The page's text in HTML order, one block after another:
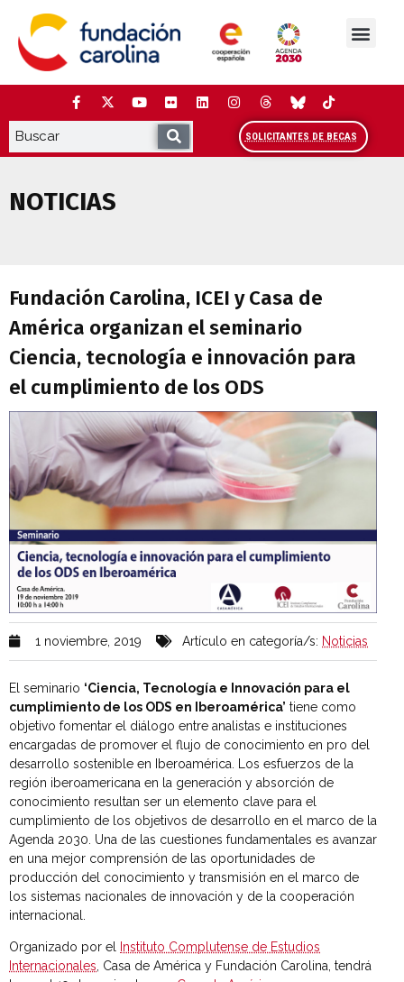
contenido
SOLICITANTES DE BECAS
NOTICIAS
Fundación Carolina, ICEI y Casa de
América organizan el seminario
Ciencia, tecnología e innovación para
el cumplimiento de los ODS
1 noviembre, 2019 Artículo en categoría/s: Noticias
El seminario ‘Ciencia, Tecnología e Innovación para el
cumplimiento de los ODS en Iberoamérica’ tiene como
objetivo fomentar el diálogo entre analistas e instituciones
encargadas de promover el flujo de conocimiento en pro del
desarrollo sostenible en Iberoamérica. Los esfuerzos de la
región iberoamericana en la generación y absorción de
conocimiento resultan ser un elemento clave para el
cumplimiento de los objetivos de desarrollo en el marco de la
Agenda 2030. Una de las cuestiones fundamentales es avanzar
en una mejor comprensión de las oportunidades de
producción del conocimiento y transmisión en el marco de
los sistemas nacionales de innovación y de la cooperación
internacional.
Organizado por el Instituto Complutense de Estudios
Internacionales, Casa de América y Fundación Carolina, tendrá